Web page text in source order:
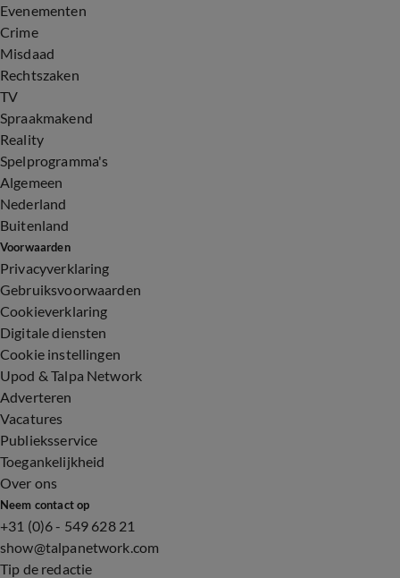
Evenementen
Crime
Misdaad
Rechtszaken
TV
Spraakmakend
Reality
Spelprogramma's
Algemeen
Nederland
Buitenland
Voorwaarden
Privacyverklaring
Gebruiksvoorwaarden
Cookieverklaring
Digitale diensten
Cookie instellingen
Upod & Talpa Network
Adverteren
Vacatures
Publieksservice
Toegankelijkheid
Over ons
Neem contact op
+31 (0)6 - 549 628 21
show@talpanetwork.com
Tip de redactie